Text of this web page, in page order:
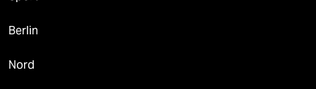
Berlin
Nord